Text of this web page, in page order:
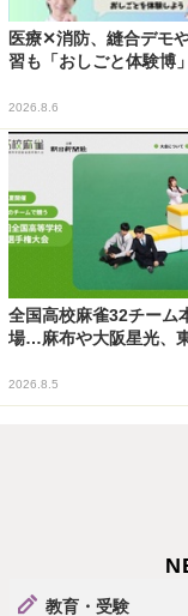
医療✕消防、縫合デモ
習も「おしごと体験博
2026.8.6
全国高校麻雀32チーム
場…麻布や大阪星光、
2026.8.5
教育・受験